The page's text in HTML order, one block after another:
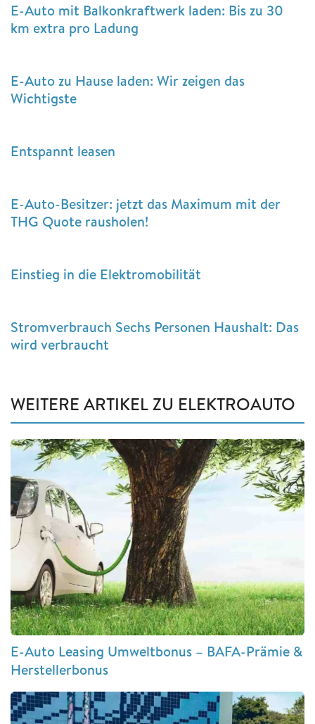
E-Auto mit Balkonkraftwerk laden: Bis zu 30
km extra pro Ladung
E-Auto zu Hause laden: Wir zeigen das
Wichtigste
Entspannt leasen
E-Auto-Besitzer: jetzt das Maximum mit der
THG Quote rausholen!
Einstieg in die Elektromobilität
Stromverbrauch Sechs Personen Haushalt: Das
wird verbraucht
WEITERE ARTIKEL ZU ELEKTROAUTO
E-Auto Leasing Umweltbonus – BAFA-Prämie &
Herstellerbonus